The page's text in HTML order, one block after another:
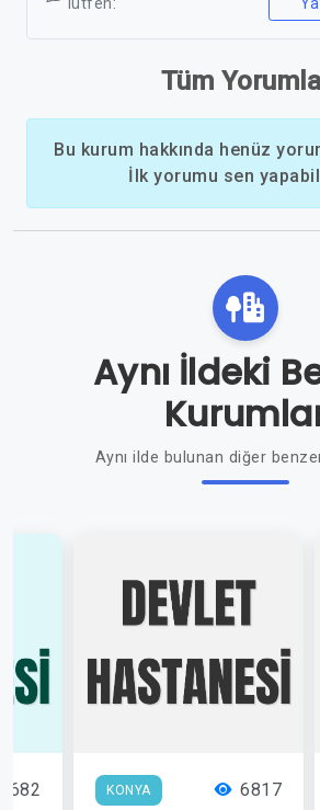
Tüm
Bu kurum hakkında henüz
İlk yorumu sen
Aynı İldeki
Aynı ilde bulunan diğer
KONYA 6817